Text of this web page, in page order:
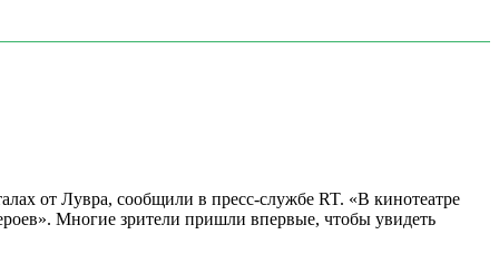
от Лувра, сообщили в пресс-службе RT. «В кинотеатре
Многие зрители пришли впервые, чтобы увидеть